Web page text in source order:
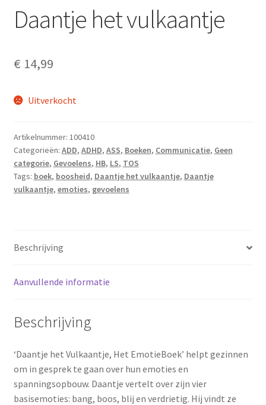
Daantje het vulkaantje
€ 14,99
Uitverkocht
Artikelnummer: 100410
Categorieën: ADD, ADHD, ASS, Boeken, Communicatie, Geen
categorie, Gevoelens, HB, LS, TOS
Tags: boek, boosheid, Daantje het vulkaantje, Daantje
vulkaantje, emoties, gevoelens
Beschrijving
Aanvullende informatie
Beschrijving
‘Daantje het Vulkaantje, Het EmotieBoek’ helpt gezinnen
om in gesprek te gaan over hun emoties en
spanningsopbouw. Daantje vertelt over zijn vier
basisemoties: bang, boos, blij en verdrietig. Hij vindt ze